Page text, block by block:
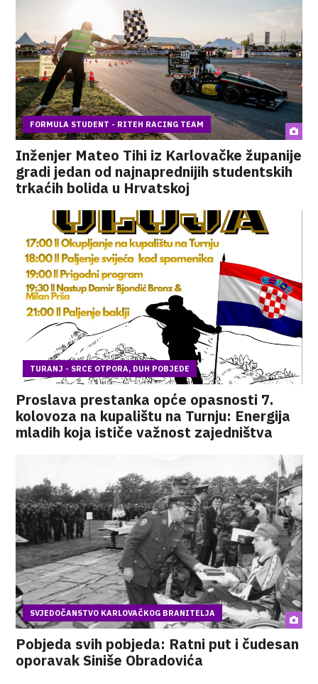
FORMULA STUDENT - RITEH RACING TEAM
Inženjer Mateo Tihi iz Karlovačke županije
gradi jedan od najnaprednijih studentskih
trkaćih bolida u Hrvatskoj
TURANJ - SRCE OTPORA, DUH POBJEDE
Proslava prestanka opće opasnosti 7.
kolovoza na kupalištu na Turnju: Energija
mladih koja ističe važnost zajedništva
SVJEDOČANSTVO KARLOVAČKOG BRANITELJA
Pobjeda svih pobjeda: Ratni put i čudesan
oporavak Siniše Obradovića